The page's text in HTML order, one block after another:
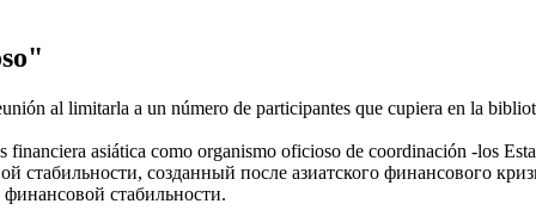
al limitarla a un número de participantes que cupiera en la
financiera asiática como organismo oficioso de coordinación -los
стабильности, созданный после азиатского финансового
стабильности.